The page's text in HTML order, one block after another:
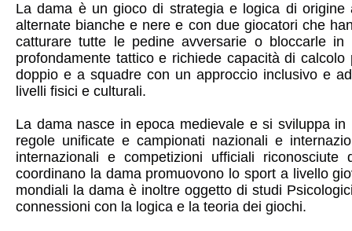
La dama è un gioco di strategia e logica di
alternate bianche e nere e con due giocatori che
catturare tutte le pedine avversarie o bloccarle
profondamente tattico e richiede capacità di
doppio e a squadre con un approccio inclusivo e
livelli fisici e culturali.
La dama nasce in epoca medievale e si sviluppa
regole unificate e campionati nazionali e
internazionali e competizioni ufficiali
coordinano la dama promuovono lo sport a livello
mondiali la dama è inoltre oggetto di studi
connessioni con la logica e la teoria dei giochi.